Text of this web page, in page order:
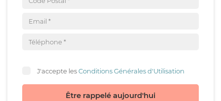
J'accepte lesConditions Générales d'Utilisation
Être rappelé aujourd'hui